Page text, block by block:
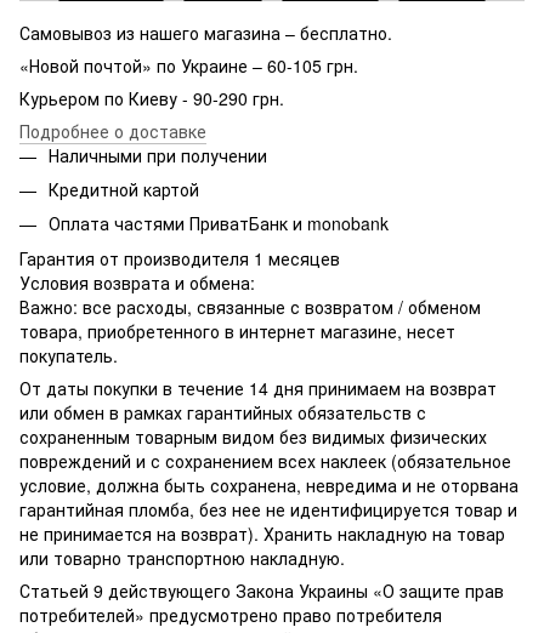
Самовывоз из нашего магазина – бесплатно.
«Новой почтой» по Украине – 60-105 грн.
Курьером по Киеву - 90-290 грн.
Подробнее о доставке
Наличными при получении
Кредитной картой
Оплата частями ПриватБанк и monobank
Гарантия от производителя 1 месяцев
Условия возврата и обмена:
Важно: все расходы, связанные с возвратом / обменом
товара, приобретенного в интернет магазине, несет
покупатель.
От даты покупки в течение 14 дня принимаем на возврат
или обмен в рамках гарантийных обязательств с
сохраненным товарным видом без видимых физических
повреждений и с сохранением всех наклеек (обязательное
условие, должна быть сохранена, невредима и не оторвана
гарантийная пломба, без нее не идентифицируется товар и
не принимается на возврат). Хранить накладную на товар
или товарно транспортною накладную.
Статьей 9 действующего Закона Украины «О защите прав
потребителей» предусмотрено право потребителя